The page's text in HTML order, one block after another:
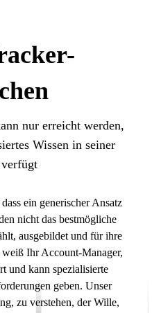
nur erreicht werden,
Wissen in seiner
ein generischer Ansatz
nicht das bestmögliche
ausgebildet und für ihre
Ihr Account-Manager,
und kann spezialisierte
geben. Unser
zu verstehen, der Wille,